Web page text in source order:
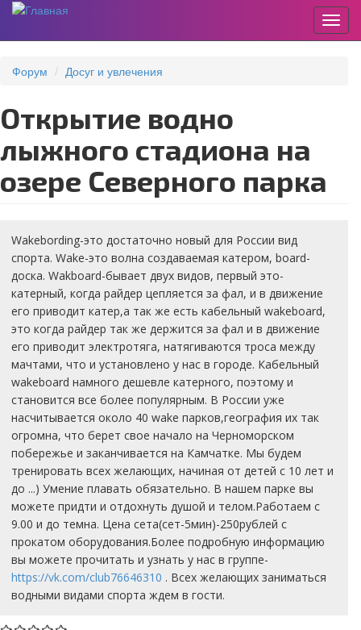
основному
Форум Досуг и увлечения
Открытие водно
лыжного стадиона на
озере Северного парка
Wakebording-это достаточно новый для России вид
спорта. Wake-это волна создаваемая катером, board-
доска. Wakboard-бывает двух видов, первый это-
катерный, когда райдер цепляется за фал, и в движение
его приводит катер,а так же есть кабельный wakeboard,
это когда райдер так же держится за фал и в движение
его приводит электротяга, натягиваются троса между
мачтами, что и установлено у нас в городе. Кабельный
wakeboard намного дешевле катерного, поэтому и
становится все более популярным. В России уже
насчитывается около 40 wake парков,география их так
огромна, что берет свое начало на Черноморском
побережье и заканчивается на Камчатке. Мы будем
тренировать всех желающих, начиная от детей с 10 лет и
до ...) Умение плавать обязательно. В нашем парке вы
можете придти и отдохнуть душой и телом.Работаем с
9.00 и до темна. Цена сета(сет-5мин)-250рублей с
прокатом оборудования.Более подробную информацию
вы можете прочитать и узнать у нас в группе-
https://vk.com/club76646310 . Всех желающих заниматься
водными видами спорта ждем в гости.